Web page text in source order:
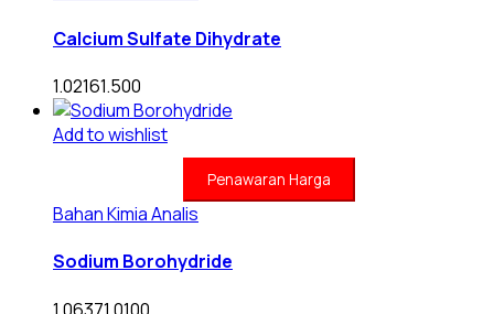
Calcium Sulfate Dihydrate
1.02161.500
Add to wishlist
Penawaran Harga
Bahan Kimia Analis
Sodium Borohydride